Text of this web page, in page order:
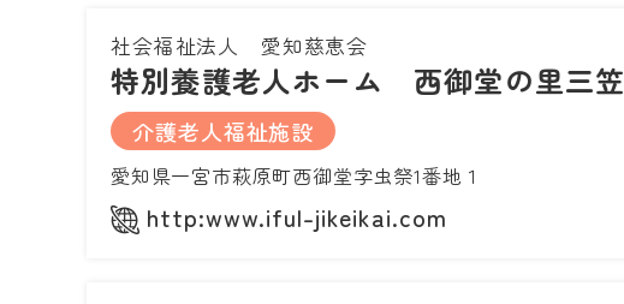
社会福祉法人 愛知慈恵会
特別養護老人ホーム 西御堂の里三笠
介護老人福祉施設
愛知県一宮市萩原町西御堂字虫祭1番地１
http:www.iful-jikeikai.com